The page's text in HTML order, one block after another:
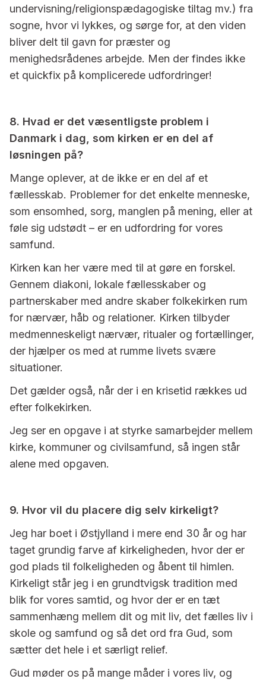
undervisning/religionspædagogiske tiltag mv.) fra
sogne, hvor vi lykkes, og sørge for, at den viden
bliver delt til gavn for præster og
menighedsrådenes arbejde. Men der findes ikke
et quickfix på komplicerede udfordringer!
8. Hvad er det væsentligste problem i
Danmark i dag, som kirken er en del af
løsningen på?
Mange oplever, at de ikke er en del af et
fællesskab. Problemer for det enkelte menneske,
som ensomhed, sorg, manglen på mening, eller at
føle sig udstødt – er en udfordring for vores
samfund.
Kirken kan her være med til at gøre en forskel.
Gennem diakoni, lokale fællesskaber og
partnerskaber med andre skaber folkekirken rum
for nærvær, håb og relationer. Kirken tilbyder
medmenneskeligt nærvær, ritualer og fortællinger,
der hjælper os med at rumme livets svære
situationer.
Det gælder også, når der i en krisetid rækkes ud
efter folkekirken.
Jeg ser en opgave i at styrke samarbejder mellem
kirke, kommuner og civilsamfund, så ingen står
alene med opgaven.
9. Hvor vil du placere dig selv kirkeligt?
Jeg har boet i Østjylland i mere end 30 år og har
taget grundig farve af kirkeligheden, hvor der er
god plads til folkeligheden og åbent til himlen.
Kirkeligt står jeg i en grundtvigsk tradition med
blik for vores samtid, og hvor der er en tæt
sammenhæng mellem dit og mit liv, det fælles liv i
skole og samfund og så det ord fra Gud, som
sætter det hele i et særligt relief.
Gud møder os på mange måder i vores liv, og